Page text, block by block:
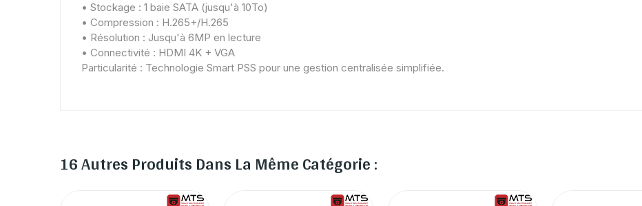
• Stockage : 1 baie SATA (jusqu'à 10To)
• Compression : H.265+/H.265
• Résolution : Jusqu'à 6MP en lecture
• Connectivité : HDMI 4K + VGA
Particularité : Technologie Smart PSS pour une gestion centralisée simplifiée.
16 Autres Produits Dans La Même Catégorie :